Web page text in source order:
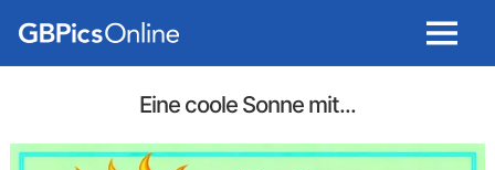
Menu
Eine coole Sonne mit...